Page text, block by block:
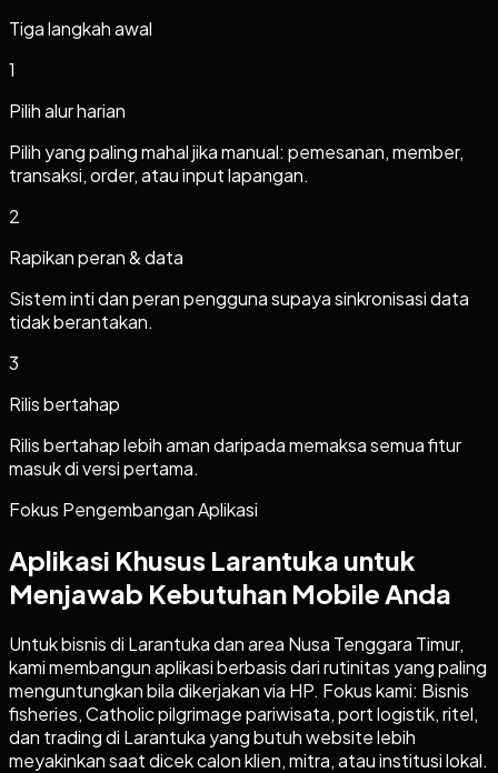
Tiga langkah awal
1
Pilih alur harian
Pilih yang paling mahal jika manual: pemesanan, member,
transaksi, order, atau input lapangan.
2
Rapikan peran & data
Sistem inti dan peran pengguna supaya sinkronisasi data
tidak berantakan.
3
Rilis bertahap
Rilis bertahap lebih aman daripada memaksa semua fitur
masuk di versi pertama.
Fokus Pengembangan Aplikasi
Aplikasi Khusus Larantuka untuk
Menjawab Kebutuhan Mobile Anda
Untuk bisnis di Larantuka dan area Nusa Tenggara Timur,
kami membangun aplikasi berbasis dari rutinitas yang paling
menguntungkan bila dikerjakan via HP. Fokus kami: Bisnis
fisheries, Catholic pilgrimage pariwisata, port logistik, ritel,
dan trading di Larantuka yang butuh website lebih
meyakinkan saat dicek calon klien, mitra, atau institusi lokal.